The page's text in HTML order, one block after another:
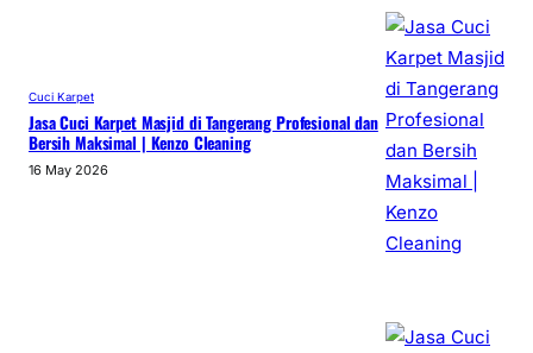
Cuci Karpet
Jasa Cuci Karpet Masjid di Tangerang Profesional dan
Bersih Maksimal | Kenzo Cleaning
16 May 2026